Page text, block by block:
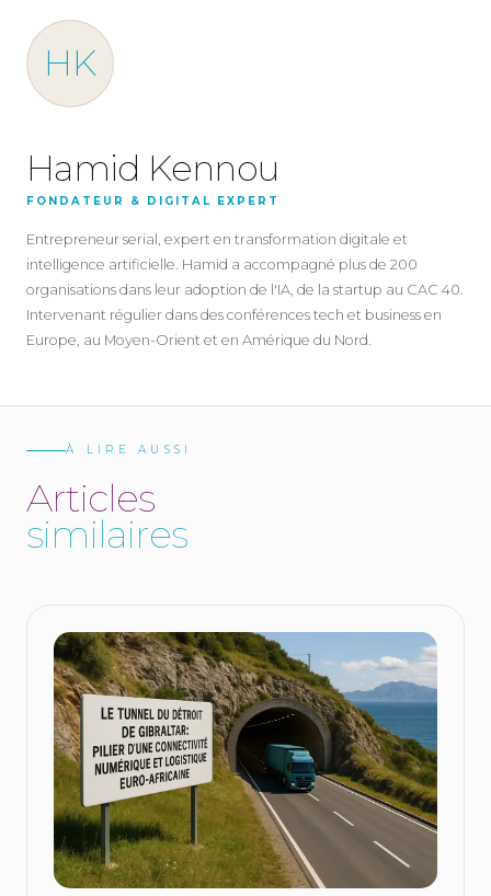
HK
Hamid Kennou
FONDATEUR & DIGITAL EXPERT
Entrepreneur serial, expert en transformation digitale et
intelligence artificielle. Hamid a accompagné plus de 200
organisations dans leur adoption de l'IA, de la startup au CAC 40.
Intervenant régulier dans des conférences tech et business en
Europe, au Moyen-Orient et en Amérique du Nord.
À LIRE AUSSI
Articles
similaires